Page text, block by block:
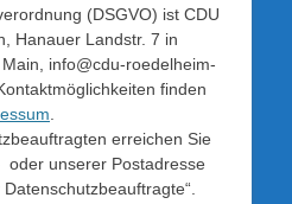
(DSGVO) ist CDU
Hanauer Landstr. 7 in
info@cdu-roedelheim-
finden
erreichen Sie
oder unserer Postadresse